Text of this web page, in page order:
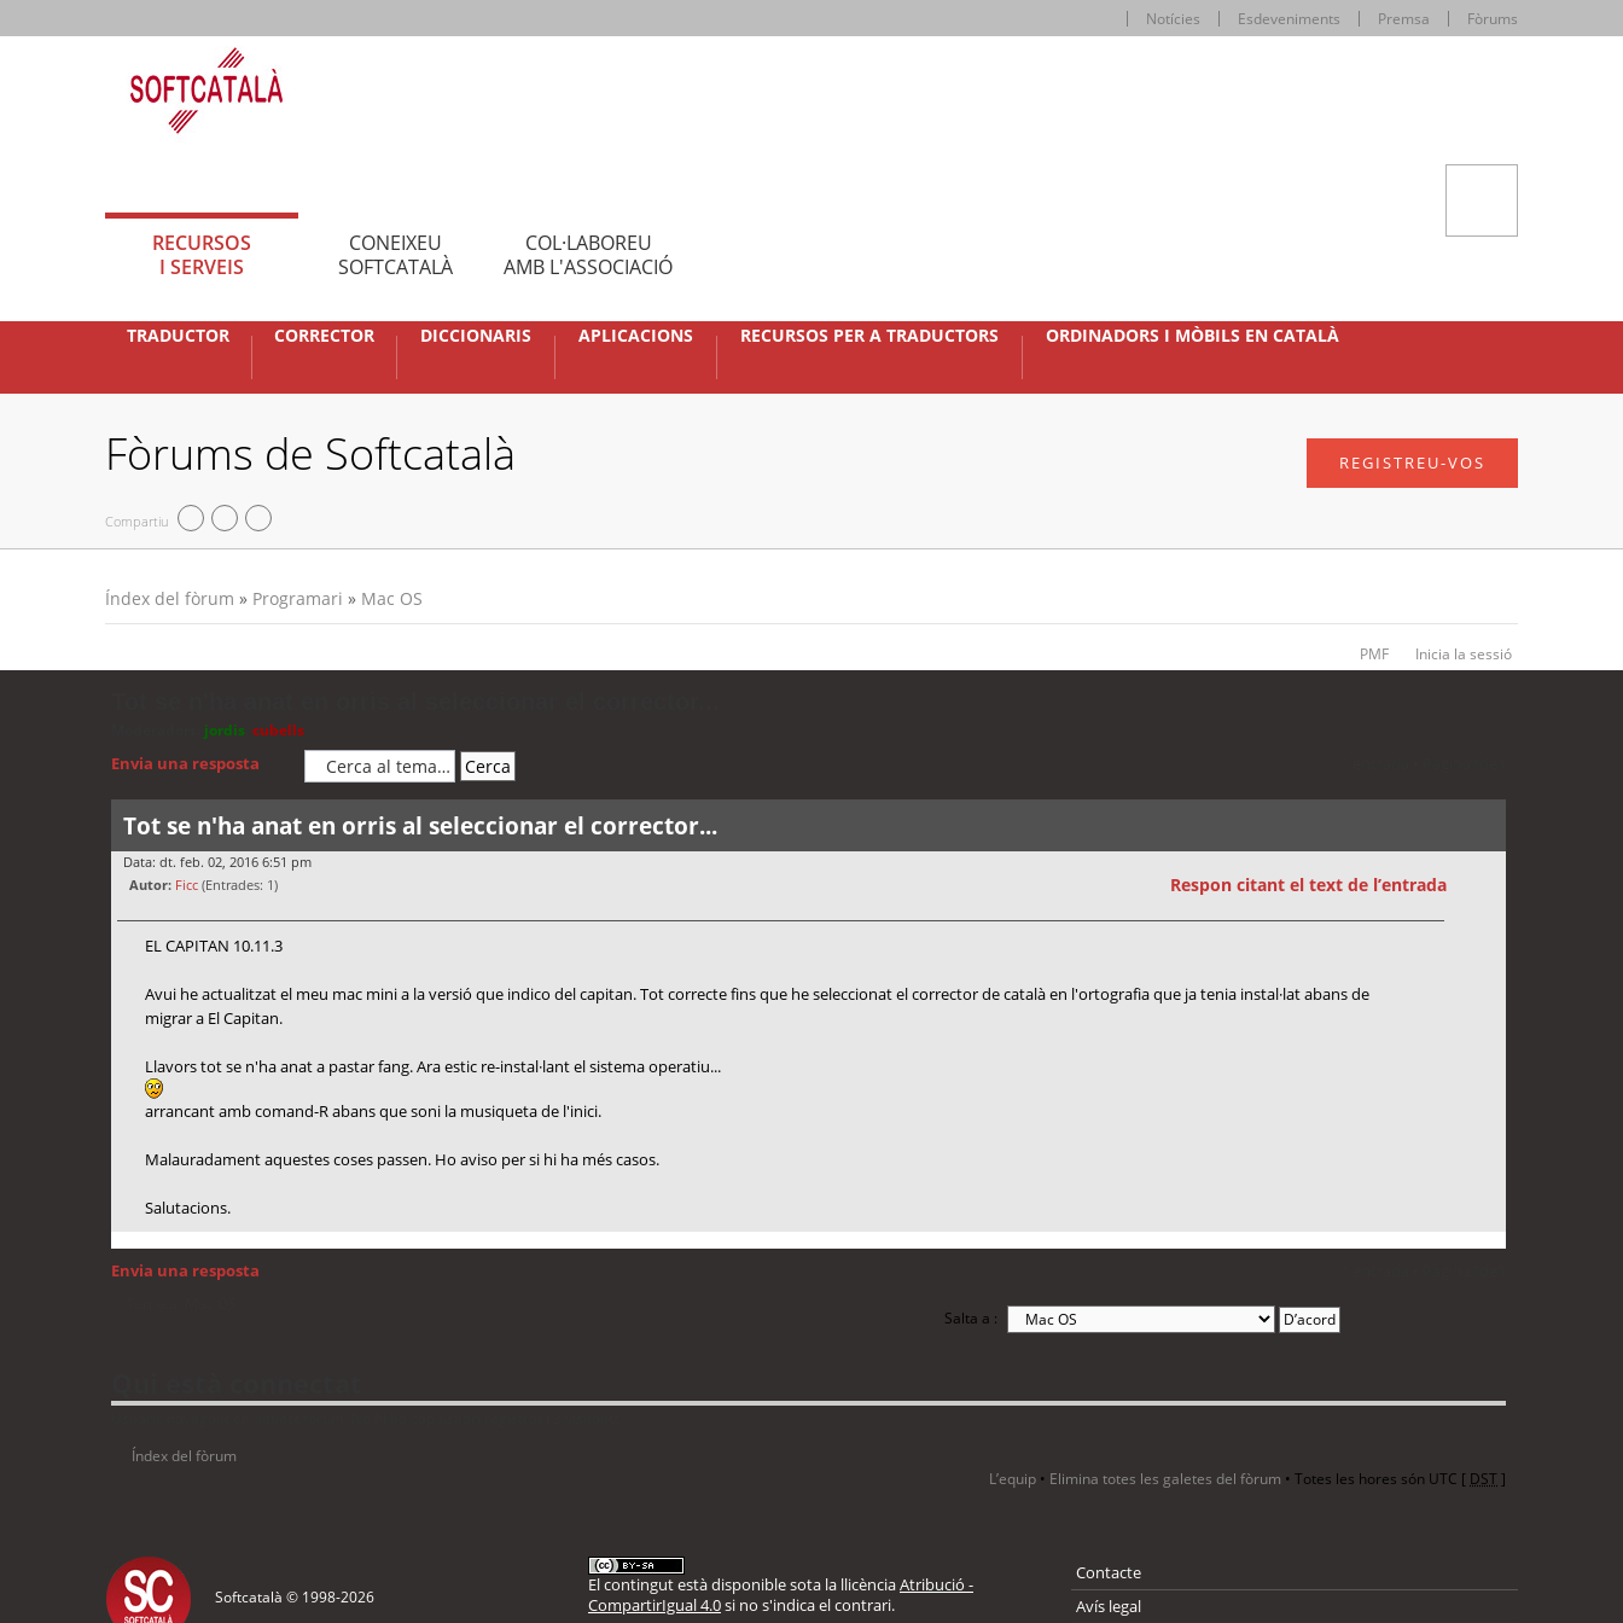
Notícies Esdeveniments Premsa Fòrums
RECURSOS
I SERVEIS
CONEIXEU
SOFTCATALÀ
COL·LABOREU
AMB L'ASSOCIACIÓ
TRADUCTOR CORRECTOR DICCIONARIS APLICACIONS RECURSOS PER A TRADUCTORS ORDINADORS I MÒBILS EN CATALÀ
Fòrums de Softcatalà
Compartiu
REGISTREU-VOS
Índex del fòrum » Programari » Mac OS
PMF Inicia la sessió
jordis cubells
Envia una resposta
Tot se n'ha anat en orris al seleccionar el corrector...
Data: dt. feb. 02, 2016 6:51 pm
Autor: Ficc (Entrades: 1) Respon citant el text de l’entrada
EL CAPITAN 10.11.3
Avui he actualitzat el meu mac mini a la versió que indico del capitan. Tot correcte fins que he seleccionat el corrector de català en l'ortografia que ja tenia instal·lat abans de
migrar a El Capitan.
Llavors tot se n'ha anat a pastar fang. Ara estic re-instal·lant el sistema operatiu...
arrancant amb comand-R abans que soni la musiqueta de l'inici.
Malauradament aquestes coses passen. Ho aviso per si hi ha més casos.
Salutacions.
Envia una resposta
Salta a :
Índex del fòrum
L’equip • Elimina totes les galetes del fòrum • Totes les hores són UTC [ DST]
Softcatalà © 1998-2026
El contingut està disponible sota la llicènciaAtribució -
CompartirIgual 4.0si no s'indica el contrari.
Contacte
Avís legal